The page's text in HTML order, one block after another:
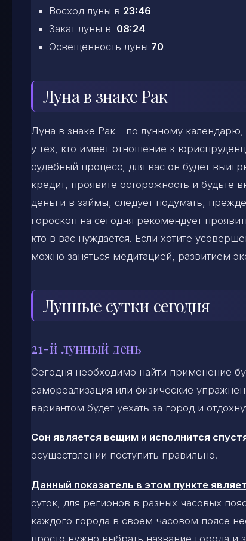
Восход луны в 23:46
Закат луны в 08:24
Освещенность луны 70
Луна в знаке Рак
Луна в знаке Рак – по лунному
у тех, кто имеет отношение к
судебный процесс, для вас он будет
кредит, проявите осторожность и будьте
деньги в займы, следует подумать,
гороскоп на сегодня рекомендует
кто в вас нуждается. Если хотите
можно заняться медитацией, развитием
Лунные сутки сегодня
21-й лунный день
Сегодня необходимо найти применение
самореализация или физические
вариантом будет уехать за город и
Сон является вещим и исполнится
осуществлении поступить правильно.
Данный показатель в этом пункте
суток, для регионов в разных часовых
каждого города в своем часовом поясе
просто нужно выбрать название города и